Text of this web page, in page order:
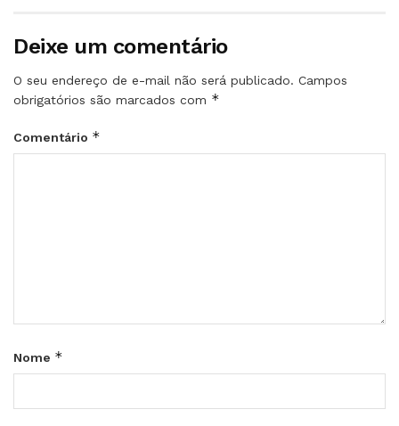
Deixe um comentário
O seu endereço de e-mail não será publicado. Campos
obrigatórios são marcados com *
Comentário *
Nome *